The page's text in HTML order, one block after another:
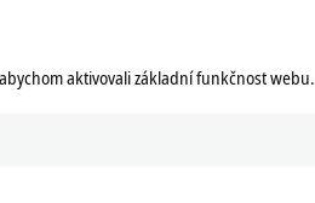
aktivovali základní funkčnost webu.